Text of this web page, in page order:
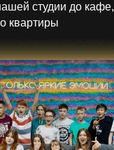
студии до кафе,
квартиры